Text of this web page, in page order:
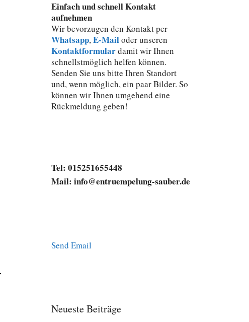
Einfach und schnell Kontakt
aufnehmen
Wir bevorzugen den Kontakt per
Whatsapp,E-Mailoder unseren
Kontaktformulardamit wir Ihnen
schnellstmöglich helfen können.
Senden Sie uns bitte Ihren Standort
und, wenn möglich, ein paar Bilder. So
können wir Ihnen umgehend eine
Rückmeldung geben!
Tel: 015251655448
Mail: info@entruempelung-sauber.de
Send Email
Neueste Beiträge